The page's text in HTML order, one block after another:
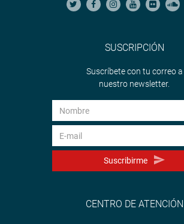
SUSCRIPCIÓN
Suscríbete con tu correo a
nuestro newsletter.
Suscribirme
CENTRO DE ATENCIÓN